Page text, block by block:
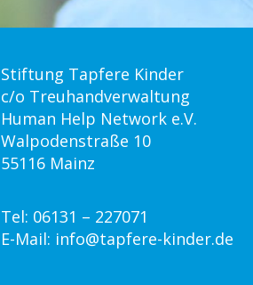
Stiftung Tapfere Kinder
c/o Treuhandverwaltung
Human Help Network e.V.
Walpodenstraße 10
55116 Mainz
Tel: 06131 – 227071
E-Mail: info@tapfere-kinder.de